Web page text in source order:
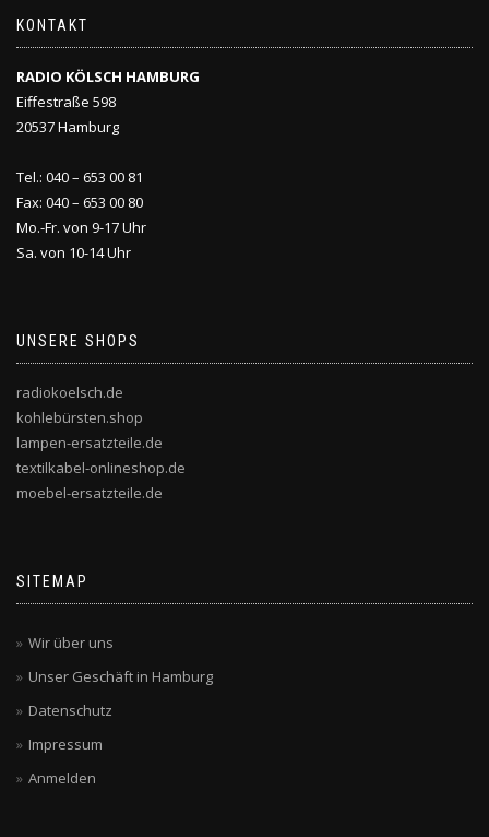
KONTAKT
RADIO KÖLSCH HAMBURG
Eiffestraße 598
20537 Hamburg
Tel.: 040 – 653 00 81
Fax: 040 – 653 00 80
Mo.-Fr. von 9-17 Uhr
Sa. von 10-14 Uhr
UNSERE SHOPS
radiokoelsch.de
kohlebürsten.shop
lampen-ersatzteile.de
textilkabel-onlineshop.de
moebel-ersatzteile.de
SITEMAP
Wir über uns
Unser Geschäft in Hamburg
Datenschutz
Impressum
Anmelden